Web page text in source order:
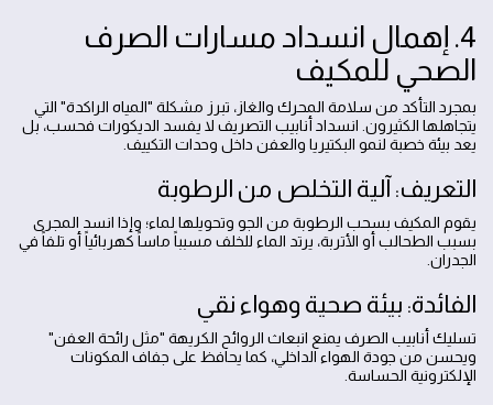
4. إهمال انسداد مسارات الصرف
الصحي للمكيف
بمجرد التأكد من سلامة المحرك والغاز، تبرز مشكلة "المياه الراكدة" التي
يتجاهلها الكثيرون. انسداد أنابيب التصريف لا يفسد الديكورات فحسب، بل
يعد بيئة خصبة لنمو البكتيريا والعفن داخل وحدات التكييف.
التعريف: آلية التخلص من الرطوبة
يقوم المكيف بسحب الرطوبة من الجو وتحويلها لماء؛ وإذا انسد المجرى
بسبب الطحالب أو الأتربة، يرتد الماء للخلف مسبباً ماساً كهربائياً أو تلفاً في
الجدران.
الفائدة: بيئة صحية وهواء نقي
تسليك أنابيب الصرف يمنع انبعاث الروائح الكريهة "مثل رائحة العفن"
ويحسن من جودة الهواء الداخلي، كما يحافظ على جفاف المكونات
الإلكترونية الحساسة.